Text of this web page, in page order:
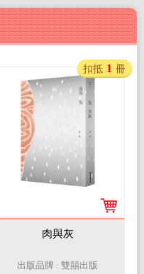
肉與灰
出版品牌 : 雙囍出版
扣抵 1 冊